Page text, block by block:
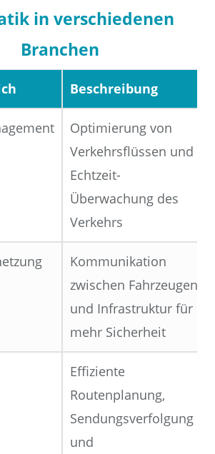
in verschiedenen
Branchen
Beschreibung
Optimierung von
Verkehrsflüssen und
Echtzeit-
Überwachung des
Verkehrs
Kommunikation
zwischen Fahrzeugen
und Infrastruktur für
mehr Sicherheit
Effiziente
Routenplanung,
Sendungsverfolgung
und